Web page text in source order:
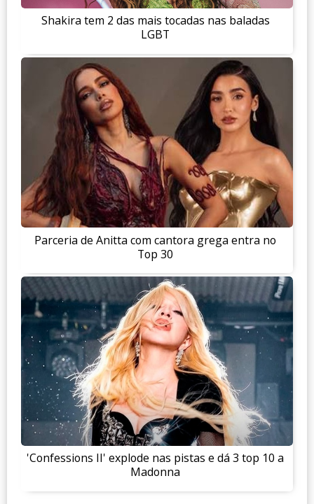
Shakira tem 2 das mais tocadas nas baladas
LGBT
Parceria de Anitta com cantora grega entra no
Top 30
'Confessions II' explode nas pistas e dá 3 top 10 a
Madonna